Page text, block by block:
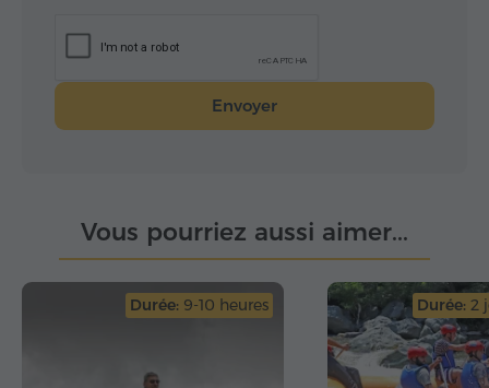
Envoyer
Vous pourriez aussi aimer...
Durée: 9-10 heures Durée: 2